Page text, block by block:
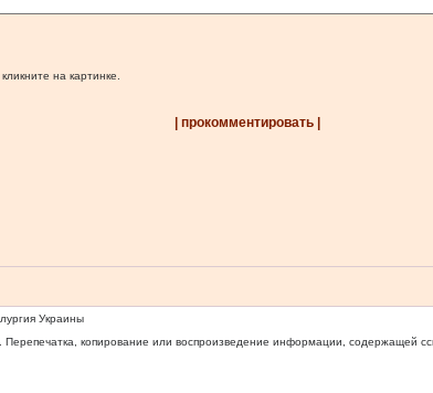
на картинке.
| прокомментировать |
Украины
копирование или воспроизведение информации, содержащей